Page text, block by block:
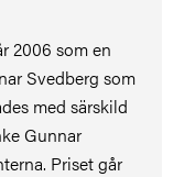
2006 som en
Svedberg som
med särskild
Gunnar
Priset går